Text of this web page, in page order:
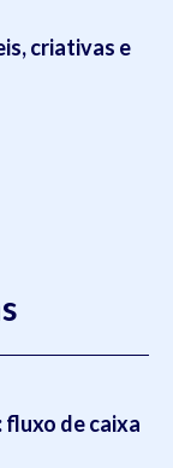
criativas e
de caixa